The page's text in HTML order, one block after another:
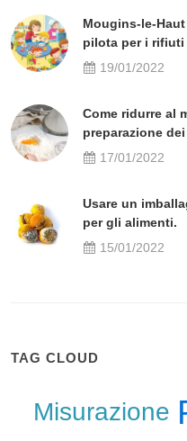
Mougins-le-
pilota per i rifiuti
19/01/2022
Come ridurre al
preparazione
17/01/2022
Usare un
per gli alimenti.
15/01/2022
TAG CLOUD
Misurazione